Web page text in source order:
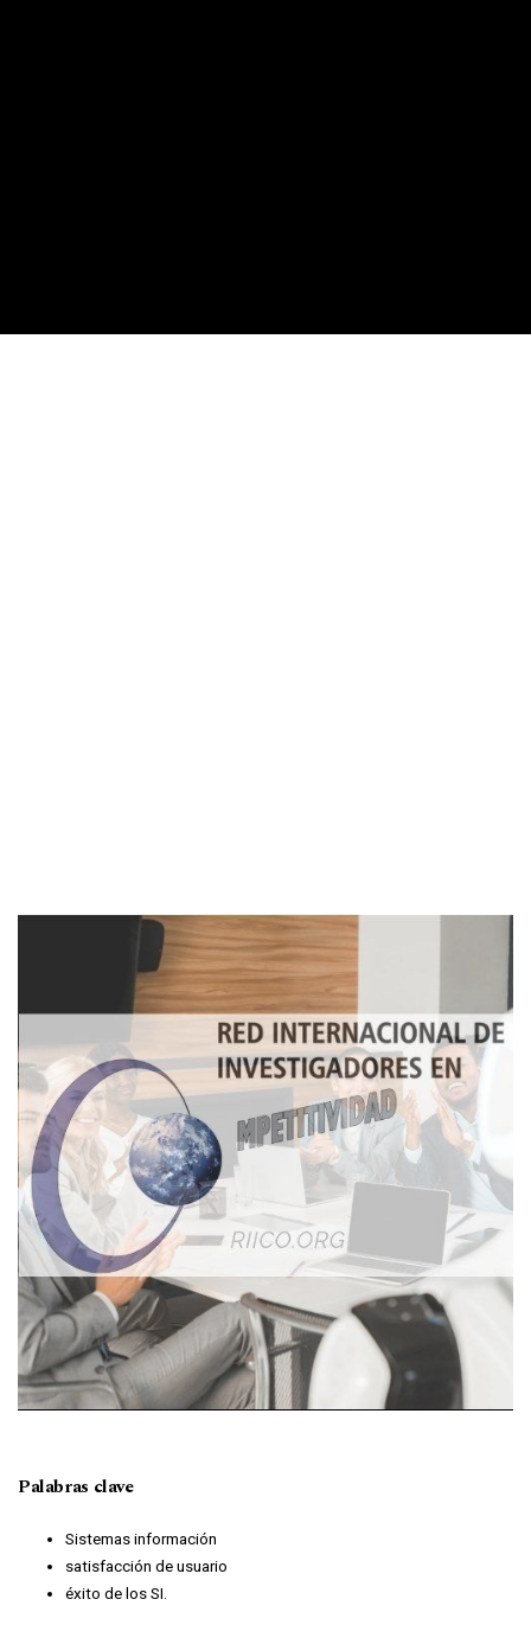
Imagen de portada
Palabras clave
Sistemas información
satisfacción de usuario
éxito de los SI.